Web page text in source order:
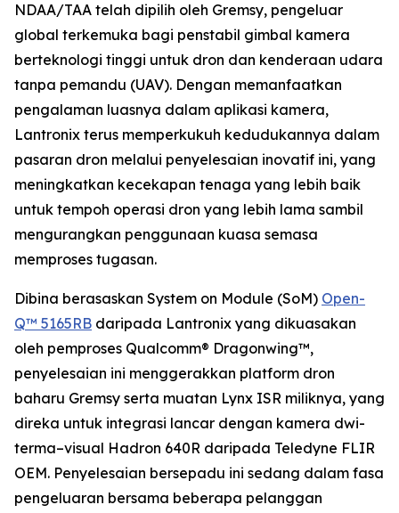
NDAA/TAA telah dipilih oleh Gremsy, pengeluar
global terkemuka bagi penstabil gimbal kamera
berteknologi tinggi untuk dron dan kenderaan udara
tanpa pemandu (UAV). Dengan memanfaatkan
pengalaman luasnya dalam aplikasi kamera,
Lantronix terus memperkukuh kedudukannya dalam
pasaran dron melalui penyelesaian inovatif ini, yang
meningkatkan kecekapan tenaga yang lebih baik
untuk tempoh operasi dron yang lebih lama sambil
mengurangkan penggunaan kuasa semasa
memproses tugasan.
Dibina berasaskan System on Module (SoM) Open-
Q™ 5165RB daripada Lantronix yang dikuasakan
oleh pemproses Qualcomm® Dragonwing™,
penyelesaian ini menggerakkan platform dron
baharu Gremsy serta muatan Lynx ISR miliknya, yang
direka untuk integrasi lancar dengan kamera dwi-
terma–visual Hadron 640R daripada Teledyne FLIR
OEM. Penyelesaian bersepadu ini sedang dalam fasa
pengeluaran bersama beberapa pelanggan